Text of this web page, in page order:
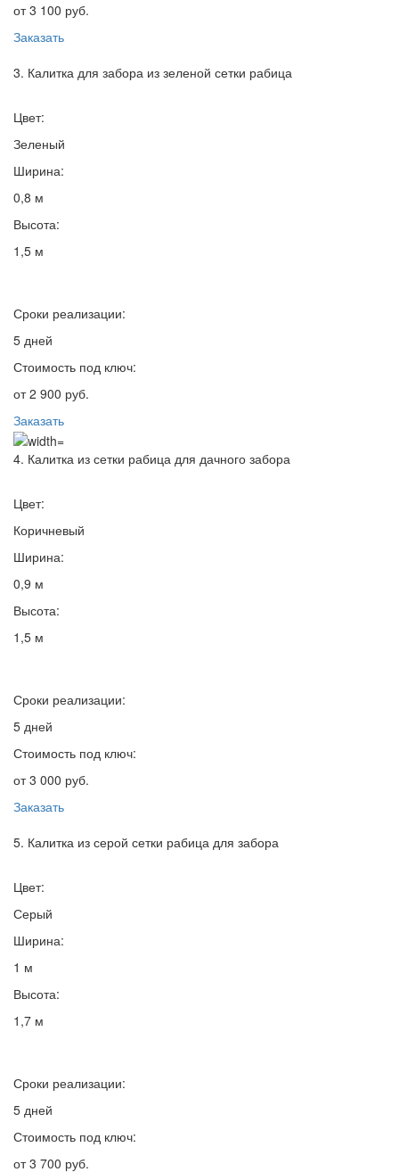
от 3 100 руб.
Заказать
3. Калитка для забора из зеленой сетки рабица
Цвет:
Зеленый
Ширина:
0,8 м
Высота:
1,5 м
Сроки реализации:
5 дней
Стоимость под ключ:
от 2 900 руб.
Заказать
4. Калитка из сетки рабица для дачного забора
Цвет:
Коричневый
Ширина:
0,9 м
Высота:
1,5 м
Сроки реализации:
5 дней
Стоимость под ключ:
от 3 000 руб.
Заказать
5. Калитка из серой сетки рабица для забора
Цвет:
Серый
Ширина:
1 м
Высота:
1,7 м
Сроки реализации:
5 дней
Стоимость под ключ:
от 3 700 руб.